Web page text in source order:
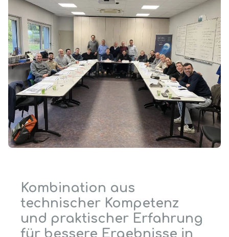
Kombination aus
technischer Kompetenz
und praktischer Erfahrung
für bessere Ergebnisse in